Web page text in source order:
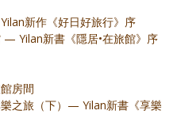
新作《好日好旅行》序
Yilan新書《隱居•在旅館》序
房間
之旅（下）— Yilan新書《享樂